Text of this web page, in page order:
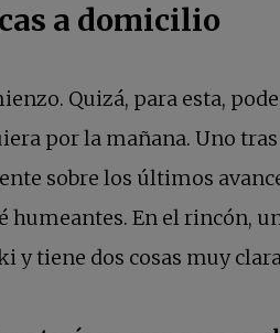
a domicilio
Quizá, para esta,
por la mañana. Uno
sobre los últimos
humeantes. En el rincón,
y tiene dos cosas muy